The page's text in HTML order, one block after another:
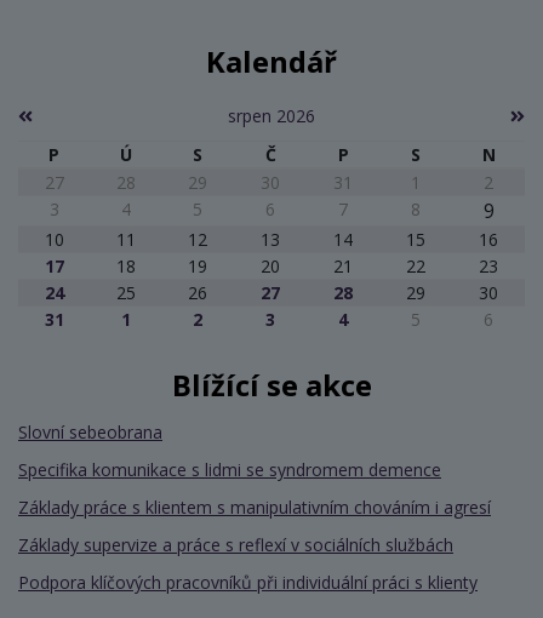
Kalendář
srpen 2026
P
Ú S Č P S
N
27
28 29 30 31 1
2
3
4 5 6 7 8 9
10 11 12 13 14 15
16
17
18 19 20 21 22
23
24
25 26 27 28 29
30
31
1 2 3 4 5 6
Blížící se akce
Slovní sebeobrana
Specifika komunikace s lidmi se syndromem demence
Základy práce s klientem s manipulativním chováním i agresí
Základy supervize a práce s reflexí v sociálních službách
Podpora klíčových pracovníků při individuální práci s klienty